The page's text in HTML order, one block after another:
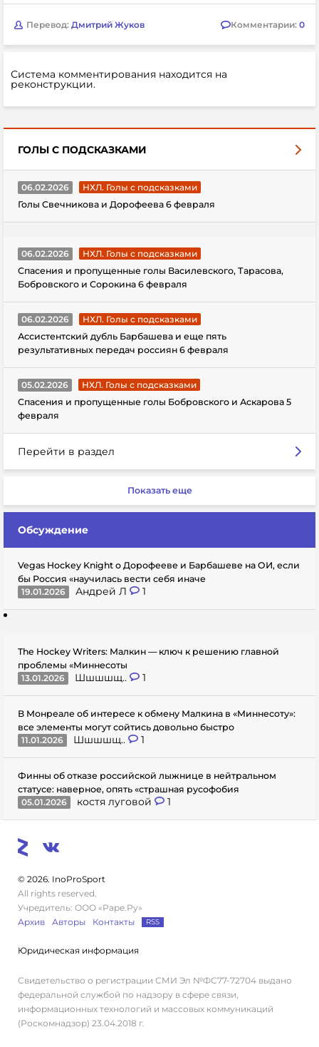
Перевод: Дмитрий Жуков Комментарии: 0
Система комментирования находится на
реконструкции.
ГОЛЫ С ПОДСКАЗКАМИ
06.02.2026
НХЛ. Голы с подсказками
Голы Свечникова и Дорофеева 6 февраля
06.02.2026
НХЛ. Голы с подсказками
Спасения и пропущенные голы Василевского, Тарасова,
Бобровского и Сорокина 6 февраля
06.02.2026
НХЛ. Голы с подсказками
Ассистентский дубль Барбашева и еще пять
результативных передач россиян 6 февраля
05.02.2026
НХЛ. Голы с подсказками
Спасения и пропущенные голы Бобровского и Аскарова 5
февраля
Перейти в раздел
Показать еще
Обсуждение
Vegas Hockey Knight о Дорофееве и Барбашеве на ОИ, если
бы Россия «научилась вести себя иначе
19.01.2026
Андрей Л 1
The Hockey Writers: Малкин — ключ к решению главной
проблемы «Миннесоты
13.01.2026
Шшшшщ.. 1
В Монреале об интересе к обмену Малкина в «Миннесоту»:
все элементы могут сойтись довольно быстро
11.01.2026
Шшшшщ.. 1
Финны об отказе российской лыжнице в нейтральном
статусе: наверное, опять «страшная русофобия
05.01.2026
костя луговой 1
© 2026. InoProSport
All rights reserved.
Учредитель: ООО «Раре.Ру»
Архив
Авторы Контакты RSS
Юридическая информация
Свидетельство о регистрации СМИ Эл №ФС77-72704 выдано
федеральной службой по надзору в сфере связи,
информационных технологий и массовых коммуникаций
(Роскомнадзор) 23.04.2018 г.